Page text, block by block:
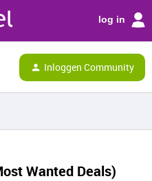
log in
Inloggen Community
Wanted Deals)